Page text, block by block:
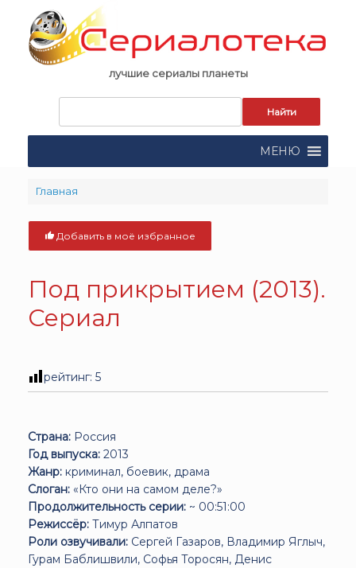
content
лучшие сериалы планеты
поиска:
МЕНЮ
Главная
Добавить в моё избранное
Под прикрытием (2013).
Сериал
рейтинг: 5
Страна: Россия
Год выпуска: 2013
Жанр: криминал, боевик, драма
Слоган: «Кто они на самом деле?»
Продолжительность серии: ~ 00:51:00
Режиссёр: Тимур Алпатов
Роли озвучивали: Сергей Газаров, Владимир Яглыч,
Гурам Баблишвили, Софья Торосян, Денис